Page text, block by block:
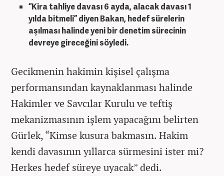
“Kira tahliye davası 6 ayda, alacak davası 1
yılda bitmeli” diyen Bakan, hedef sürelerin
aşılması halinde yeni bir denetim sürecinin
devreye gireceğini söyledi.
Gecikmenin hakimin kişisel çalışma
performansından kaynaklanması halinde
Hakimler ve Savcılar Kurulu ve teftiş
mekanizmasının işlem yapacağını belirten
Gürlek, “Kimse kusura bakmasın. Hakim
kendi davasının yıllarca sürmesini ister mi?
Herkes hedef süreye uyacak” dedi.